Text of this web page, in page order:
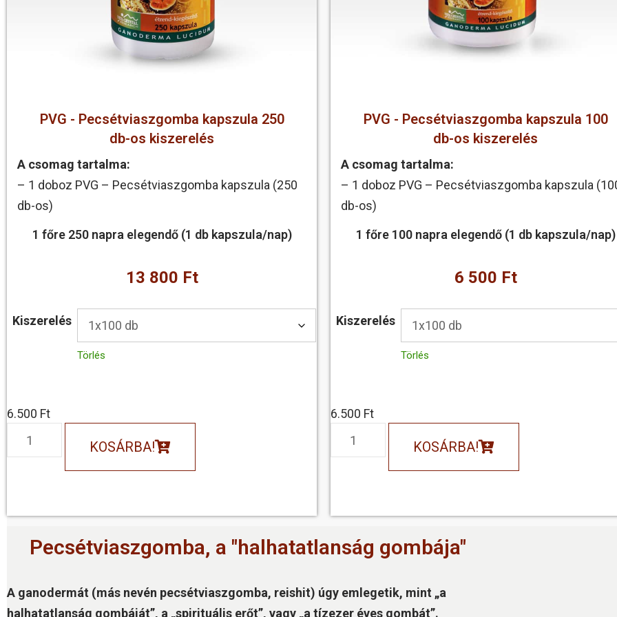
PVG - Pecsétviaszgomba kapszula 250
db-os kiszerelés
A csomag tartalma:
– 1 doboz PVG – Pecsétviaszgomba kapszula (250
db-os)
1 főre 250 napra elegendő (1 db kapszula/nap)
13 800 Ft
Kiszerelés
Törlés
6.500 Ft
KOSÁRBA!
PVG - Pecsétviaszgomba kapszula 100
db-os kiszerelés
A csomag tartalma:
– 1 doboz PVG – Pecsétviaszgomba kapszula
db-os)
1 főre 100 napra elegendő (1 db kapszula/nap)
6 500 Ft
Kiszerelés
Törlés
6.500 Ft
KOSÁRBA!
Pecsétviaszgomba, a "halhatatlanság gombája"
A ganodermát (más nevén pecsétviaszgomba, reishit) úgy emlegetik, mint „a
halhatatlanság gombáját”, a „spirituális erőt”, vagy „a tízezer éves gombát”.